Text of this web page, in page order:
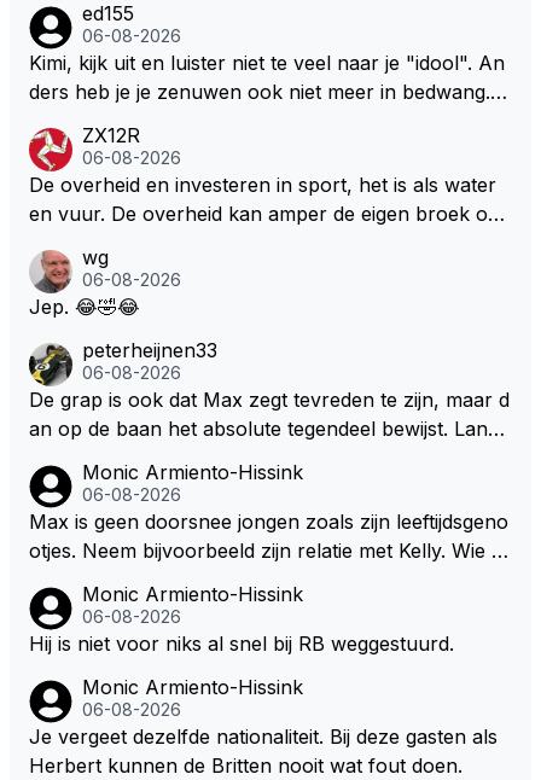
over dan kunnen ze hun eigen uitlaat gassen inade
men maar niet wetende was dat de F1 motor schone
r is dan een normale auto. Dus denk echt niet dat de
ters zullen steunen laat staan om een euro in het cir
cuit Zandvoort te steken
ed155
06-08-2026
Kimi, kijk uit en luister niet te veel naar je "idool". An
ders heb je je zenuwen ook niet meer in bedwang. Zi
Marquez/Jos ? Veel gezelliger
ZX12R
06-08-2026
De overheid en investeren in sport, het is als water
en vuur. De overheid kan amper de eigen broek oph
s. Je kunt de Staat het best vergelijken met de sherif
f van Nottinghem (Robin Hood) welk achter de bom
m/haar van zijn laatste zuurverdiende stuiver te ber
oven. De Staat heeft nooit ooit maar een stuiver in Z
andvoort willen investeren en dat zal ook nooit gebe
uren. Afdragen van BTW gelden en vergunningen bi
j dergelijke sportievefestiviteiten MOET je dan weer
wel afstaan, de parasiet.
wg
06-08-2026
Jep. 😂🤣😂
peterheijnen33
06-08-2026
De grap is ook dat Max zegt tevreden te zijn, maar d
an op de baan het absolute tegendeel bewijst. Lando
dan eigenlijk niet echt zien. ;)
Monic Armiento-Hissink
06-08-2026
Max is geen doorsnee jongen zoals zijn leeftijdsgeno
otjes. Neem bijvoorbeeld zijn relatie met Kelly. Wie g
artjes ouder is en al een kleine heeft van een voorm
alig RB-lid op de leeftijd van 23 jaar? Hij doet dingen
oon. Ieder jaar is er in Hongarije een uitje voor zijn t
eam. Op 28-jarige leeftijd is hij al eigenaar van een su
ccesvol raceteam. Hij is niet alleen speciaal in de aut
Monic Armiento-Hissink
06-08-2026
Hij is niet voor niks al snel bij RB weggestuurd.
Monic Armiento-Hissink
06-08-2026
Je vergeet dezelfde nationaliteit. Bij deze gasten als
Herbert kunnen de Britten nooit wat fout doen.